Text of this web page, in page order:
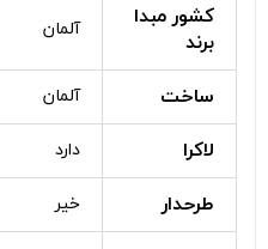
کشور مبدا
برند
آلمان
ساخت آلمان
لاکرا دارد
طرحدار خیر